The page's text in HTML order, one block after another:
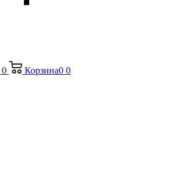
0 Корзина0 0